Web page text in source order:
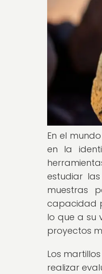
En el
en la
estudiar
muestras
capacidad
lo que a su
proyectos
Los
realizar